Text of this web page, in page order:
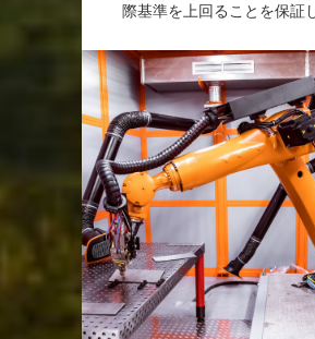
際基準を上回ることを保証